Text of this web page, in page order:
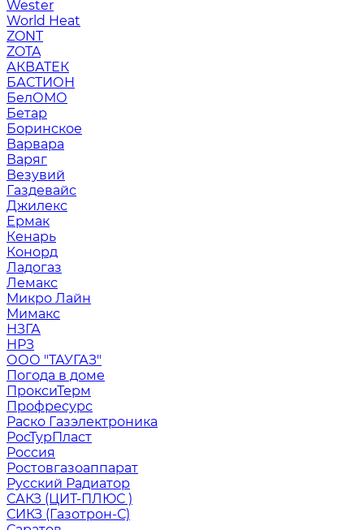
Wester
World Heat
ZONT
ZOTA
АКВАТЕК
БАСТИОН
БелОМО
Бетар
Боринское
Варвара
Варяг
Везувий
Газдевайс
Джилекс
Ермак
Кенарь
Конорд
Ладогаз
Лемакс
Микро Лайн
Мимакс
НЗГА
НРЗ
ООО "ТАУГАЗ"
Погода в доме
ПроксиТерм
Профресурс
Раско Газэлектроника
РосТурПласт
Россия
Ростовгазоаппарат
Русский Радиатор
САКЗ (ЦИТ-ПЛЮС )
СИКЗ (Газотрон-С)